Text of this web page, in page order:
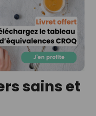
sains et